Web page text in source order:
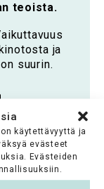
käytettävyyttä ja
evästeet
Evästeiden
teoista.
ja
suurin.
kertoo
ja -